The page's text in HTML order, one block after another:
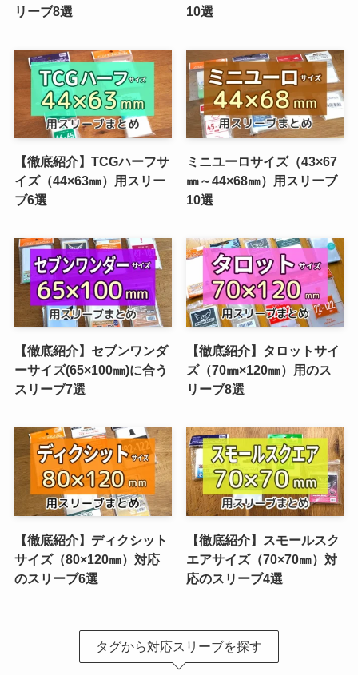
リーブ8選
10選
【徹底紹介】TCGハーフサ
イズ（44×63㎜）用スリー
ブ6選
ミニユーロサイズ（43×67
㎜～44×68㎜）用スリーブ
10選
【徹底紹介】セブンワンダ
ーサイズ(65×100㎜)に合う
スリーブ7選
【徹底紹介】タロットサイ
ズ（70㎜×120㎜）用のス
リーブ8選
【徹底紹介】ディクシット
サイズ（80×120㎜）対応
のスリーブ6選
【徹底紹介】スモールスク
エアサイズ（70×70㎜）対
応のスリーブ4選
タグから対応スリーブを探す